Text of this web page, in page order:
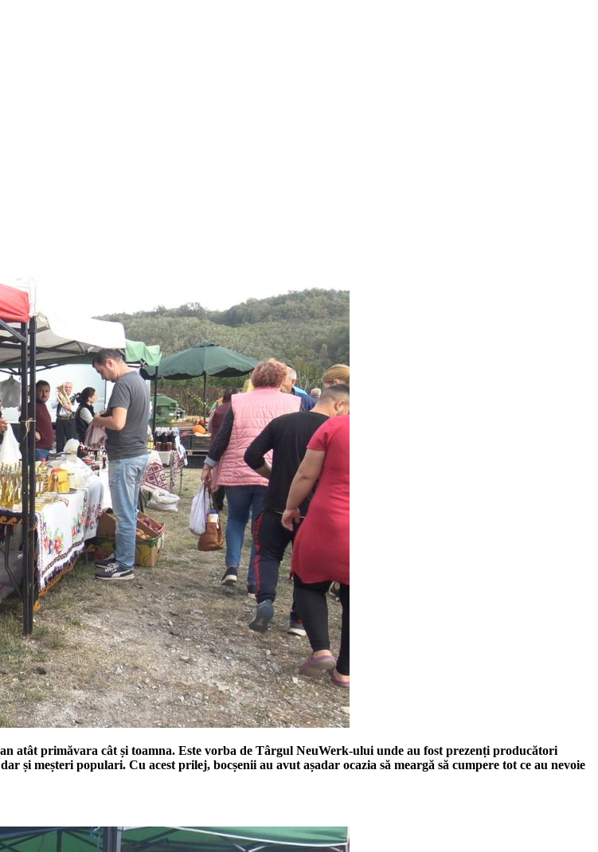
atât primăvara cât și toamna. Este vorba de Târgul NeuWerk-ului unde au fost prezenți producători
meșteri populari. Cu acest prilej, bocșenii au avut așadar ocazia să meargă să cumpere tot ce au nevoie